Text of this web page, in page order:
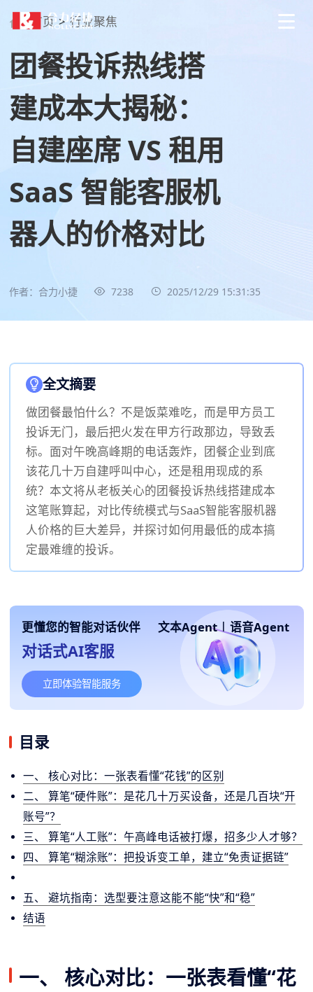
首页 > 行业聚焦
团餐投诉热线搭
建成本大揭秘：
自建座席 VS 租用
SaaS 智能客服机
器人的价格对比
作者：合力小捷 7238 2025/12/29 15:31:35
全文摘要
做团餐最怕什么？不是饭菜难吃，而是甲方员工
投诉无门，最后把火发在甲方行政那边，导致丢
标。面对午晚高峰期的电话轰炸，团餐企业到底
该花几十万自建呼叫中心，还是租用现成的系
统？本文将从老板关心的团餐投诉热线搭建成本
这笔账算起，对比传统模式与SaaS智能客服机器
人价格的巨大差异，并探讨如何用最低的成本搞
定最难缠的投诉。
更懂您的智能对话伙伴 文本Agent | 语音Agent
对话式AI客服
立即体验智能服务
目录
一、 核心对比：一张表看懂“花钱”的区别
二、 算笔“硬件账”：是花几十万买设备，还是几百块“开
账号”？
三、 算笔“人工账”：午高峰电话被打爆，招多少人才够？
四、 算笔“糊涂账”：把投诉变工单，建立“免责证据链”
五、 避坑指南：选型要注意这能不能“快”和“稳”
结语
一、 核心对比：一张表看懂“花